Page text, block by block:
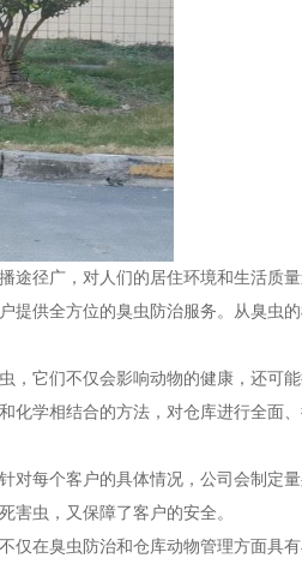
径广，对人们的居住环境和生活质
提供全方位的臭虫防治服务。从臭虫
它们不仅会影响动物的健康，还可
化学相结合的方法，对仓库进行全面
每个客户的具体情况，公司会制定
害虫，又保障了客户的安全。
仅在臭虫防治和仓库动物管理方面具